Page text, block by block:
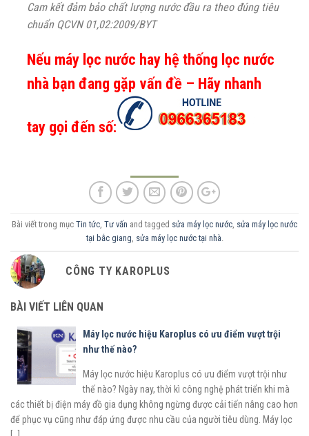
Cam kết đảm bảo chất lượng nước đầu ra theo đúng tiêu
chuẩn QCVN 01,02:2009/BYT
Nếu máy lọc nước hay hệ thống lọc nước
nhà bạn đang gặp vấn đề – Hãy nhanh
tay gọi đến số:
Bài viết trong mục Tin tức, Tư vấn and tagged sửa máy lọc nước, sửa máy lọc nước
tại bắc giang, sửa máy lọc nước tại nhà.
CÔNG TY KAROPLUS
BÀI VIẾT LIÊN QUAN
Máy lọc nước hiệu Karoplus có ưu điểm vượt trội
như thế nào?
Máy lọc nước hiệu Karoplus có ưu điểm vượt trội như
thế nào? Ngày nay, thời kì công nghệ phát triển khi mà
các thiết bị điện máy đồ gia dụng không ngừng được cải tiến nâng cao hơn
để phục vụ cũng như đáp ứng được nhu cầu của người tiêu dùng. Máy lọc